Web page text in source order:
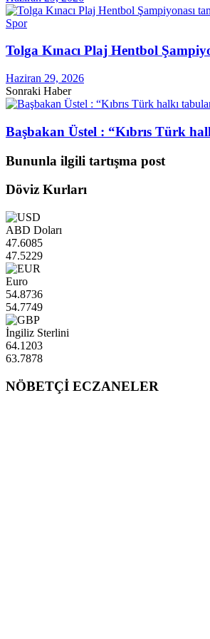
Spor
Tolga Kınacı Plaj Hentbol
Haziran 29, 2026
Sonraki Haber
Başbakan Üstel : “Kıbrıs Türk
Bununla ilgili tartışma post
Döviz Kurları
ABD Doları
47.6085
47.5229
Euro
54.8736
54.7749
İngiliz Sterlini
64.1203
63.7878
NÖBETÇİ ECZANELER